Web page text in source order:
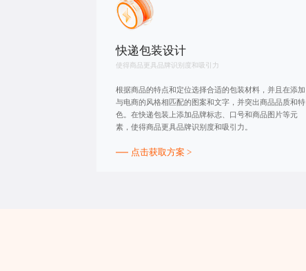
快递包装设计
使得商品更具品牌识别度和吸引力
根据商品的特点和定位选择合适的包装材料，并且在添加
与电商的风格相匹配的图案和文字，并突出商品品质和特
色。在快递包装上添加品牌标志、口号和商品图片等元
素，使得商品更具品牌识别度和吸引力。
点击获取方案 >